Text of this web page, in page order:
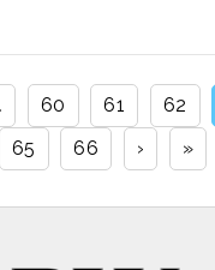
60 61 62
65
66 › »